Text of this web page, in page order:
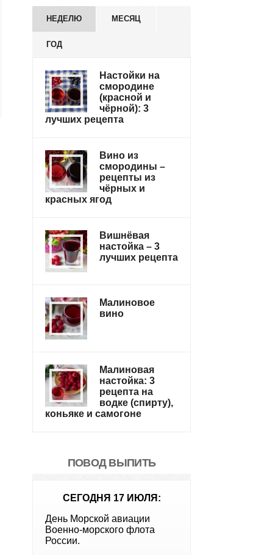
НЕДЕЛЮ МЕСЯЦ
ГОД
Настойки на
смородине
(красной и
чёрной): 3
лучших рецепта
Вино из
смородины –
рецепты из
чёрных и
красных ягод
Вишнёвая
настойка – 3
лучших рецепта
Малиновое
вино
Малиновая
настойка: 3
рецепта на
водке (спирту),
коньяке и самогоне
ПОВОД ВЫПИТЬ
СЕГОДНЯ 17 ИЮЛЯ:
День Морской авиации
Военно-морского флота
России.